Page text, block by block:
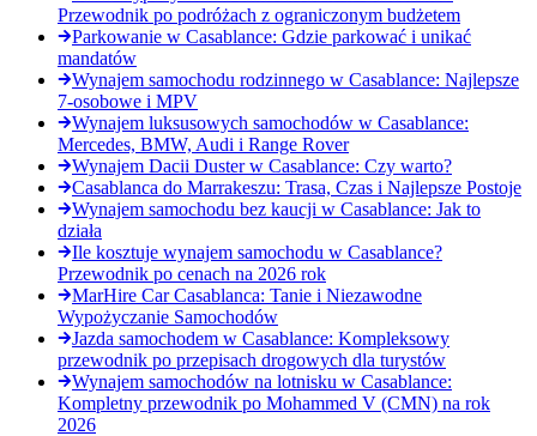
Przewodnik po podróżach z ograniczonym budżetem
Parkowanie w Casablance: Gdzie parkować i unikać
mandatów
Wynajem samochodu rodzinnego w Casablance: Najlepsze
7-osobowe i MPV
Wynajem luksusowych samochodów w Casablance:
Mercedes, BMW, Audi i Range Rover
Wynajem Dacii Duster w Casablance: Czy warto?
Casablanca do Marrakeszu: Trasa, Czas i Najlepsze Postoje
Wynajem samochodu bez kaucji w Casablance: Jak to
działa
Ile kosztuje wynajem samochodu w Casablance?
Przewodnik po cenach na 2026 rok
MarHire Car Casablanca: Tanie i Niezawodne
Wypożyczanie Samochodów
Jazda samochodem w Casablance: Kompleksowy
przewodnik po przepisach drogowych dla turystów
Wynajem samochodów na lotnisku w Casablance:
Kompletny przewodnik po Mohammed V (CMN) na rok
2026